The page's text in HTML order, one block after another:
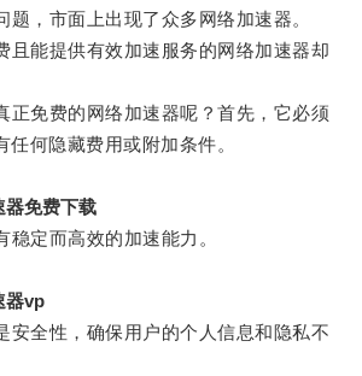
，市面上出现了众多网络加速器。
能提供有效加速服务的网络加速器却
免费的网络加速器呢？首先，它必须
任何隐藏费用或附加条件。
器免费下载
定而高效的加速能力。
器vp
全性，确保用户的个人信息和隐私不